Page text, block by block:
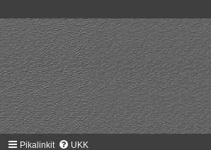
Pikalinkit UKK